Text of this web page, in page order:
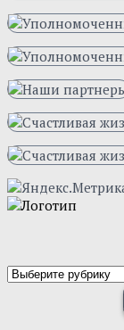
Рубрики